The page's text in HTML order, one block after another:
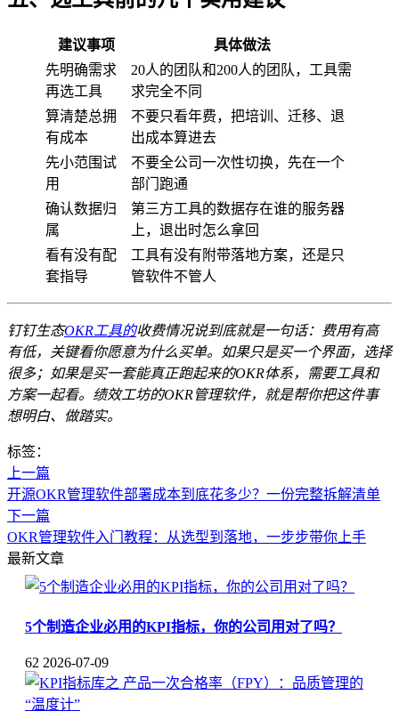
建议事项
具体做法
先明确需求
再选工具
20人的团队和200人的团队，工具需
求完全不同
算清楚总拥
有成本
不要只看年费，把培训、迁移、退
出成本算进去
先小范围试
用
不要全公司一次性切换，先在一个
部门跑通
确认数据归
属
第三方工具的数据存在谁的服务器
上，退出时怎么拿回
看有没有配
套指导
工具有没有附带落地方案，还是只
管软件不管人
钉钉生态OKR工具的收费情况说到底就是一句话：费用有高
有低，关键看你愿意为什么买单。如果只是买一个界面，选择
很多；如果是买一套能真正跑起来的OKR体系，需要工具和
方案一起看。绩效工坊的OKR管理软件，就是帮你把这件事
想明白、做踏实。
标签：
上一篇
开源OKR管理软件部署成本到底花多少？一份完整拆解清单
下一篇
OKR管理软件入门教程：从选型到落地，一步步带你上手
最新文章
5个制造企业必用的KPI指标，你的公司用对了吗？
62 2026-07-09